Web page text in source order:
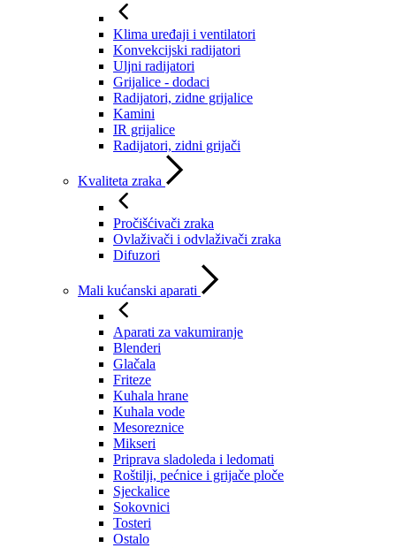
Klima uređaji i ventilatori
Konvekcijski radijatori
Uljni radijatori
Grijalice - dodaci
Radijatori, zidne grijalice
Kamini
IR grijalice
Radijatori, zidni grijači
Kvaliteta zraka
Pročišćivači zraka
Ovlaživači i odvlaživači zraka
Difuzori
Mali kućanski aparati
Aparati za vakumiranje
Blenderi
Glačala
Friteze
Kuhala hrane
Kuhala vode
Mesoreznice
Mikseri
Priprava sladoleda i ledomati
Roštilji, pećnice i grijače ploče
Sjeckalice
Sokovnici
Tosteri
Ostalo